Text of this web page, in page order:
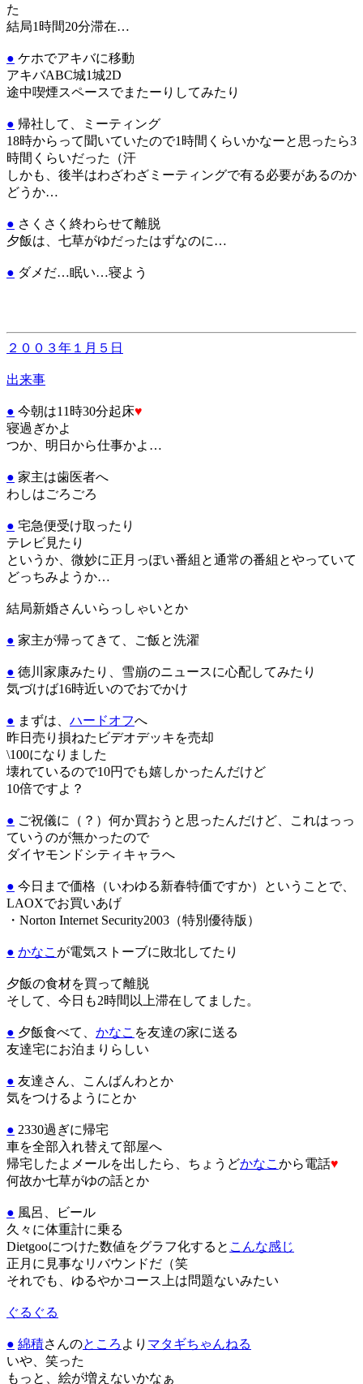
た
結局1時間20分滞在…
● ケホでアキバに移動
アキバABC城1城2D
途中喫煙スペースでまたーりしてみたり
● 帰社して、ミーティング
18時からって聞いていたので1時間くらいかなーと思ったら3
時間くらいだった（汗
しかも、後半はわざわざミーティングで有る必要があるのか
どうか…
● さくさく終わらせて離脱
夕飯は、七草がゆだったはずなのに…
● ダメだ…眠い…寝よう
２００３年１月５日
出来事
● 今朝は11時30分起床♥
寝過ぎかよ
つか、明日から仕事かよ…
● 家主は歯医者へ
わしはごろごろ
● 宅急便受け取ったり
テレビ見たり
というか、微妙に正月っぽい番組と通常の番組とやっていて
どっちみようか…
結局新婚さんいらっしゃいとか
● 家主が帰ってきて、ご飯と洗濯
● 徳川家康みたり、雪崩のニュースに心配してみたり
気づけば16時近いのでおでかけ
● まずは、 ハードオフへ
昨日売り損ねたビデオデッキを売却
\100になりました
壊れているので10円でも嬉しかったんだけど
10倍ですよ？
● ご祝儀に（？）何か買おうと思ったんだけど、これはっっ
ていうのが無かったので
ダイヤモンドシティキャラへ
● 今日まで価格（いわゆる新春特価ですか）ということで、
LAOXでお買いあげ
・Norton Internet Security2003（特別優待版）
● かなこ が電気ストーブに敗北してたり
夕飯の食材を買って離脱
そして、今日も2時間以上滞在してました。
● 夕飯食べて、 かなこ を友達の家に送る
友達宅にお泊まりらしい
● 友達さん、こんばんわとか
気をつけるようにとか
● 2330過ぎに帰宅
車を全部入れ替えて部屋へ
帰宅したよメールを出したら、ちょうどかなこ から電話♥
何故か七草がゆの話とか
● 風呂、ビール
久々に体重計に乗る
Dietgooにつけた数値をグラフ化すると こんな感じ
正月に見事なリバウンドだ（笑
それでも、ゆるやかコース上は問題ないみたい
ぐるぐる
● 綿積さんのところ より マタギちゃんねる
いや、笑った
もっと、絵が増えないかなぁ